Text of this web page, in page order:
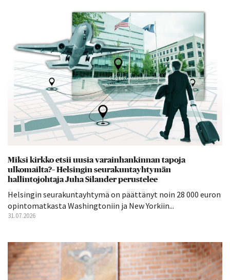
Miksi kirkko etsii uusia varainhankinnan tapoja
ulkomailta?– Helsingin seurakuntayhtymän
hallintojohtaja Juha Silander perustelee
Helsingin seurakuntayhtymä on päättänyt noin 28 000 euron
opintomatkasta Washingtoniin ja New Yorkiin...
31.07.2026